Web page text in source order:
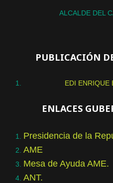
ALCALDE DEL
PUBLICACIÓN
EDI ENRIQUE
ENLACES
Presidencia de la
AME
Mesa de Ayuda AME.
ANT.